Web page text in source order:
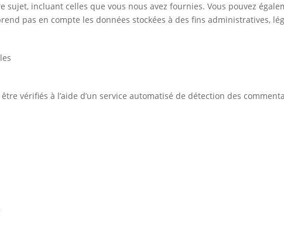
sujet, incluant celles que vous nous avez fournies. Vous pouvez
pas en compte les données stockées à des fins administratives,
vérifiés à l’aide d’un service automatisé de détection des